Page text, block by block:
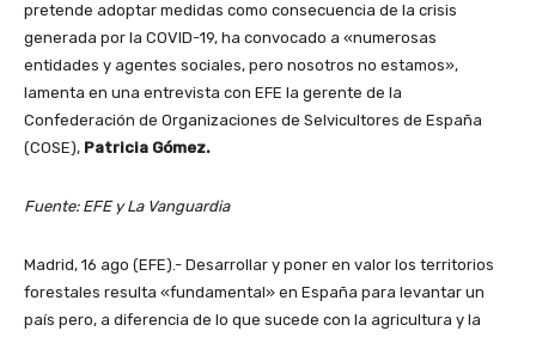
pretende adoptar medidas como consecuencia de la crisis
generada por la COVID-19, ha convocado a «numerosas
entidades y agentes sociales, pero nosotros no estamos»,
lamenta en una entrevista con EFE la gerente de la
Confederación de Organizaciones de Selvicultores de España
(COSE), Patricia Gómez.
Fuente: EFE y La Vanguardia
Madrid, 16 ago (EFE).- Desarrollar y poner en valor los territorios
forestales resulta «fundamental» en España para levantar un
país pero, a diferencia de lo que sucede con la agricultura y la